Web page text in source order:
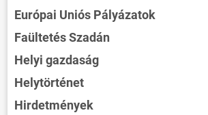
Európai Uniós Pályázatok
Faültetés Szadán
Helyi gazdaság
Helytörténet
Hirdetmények